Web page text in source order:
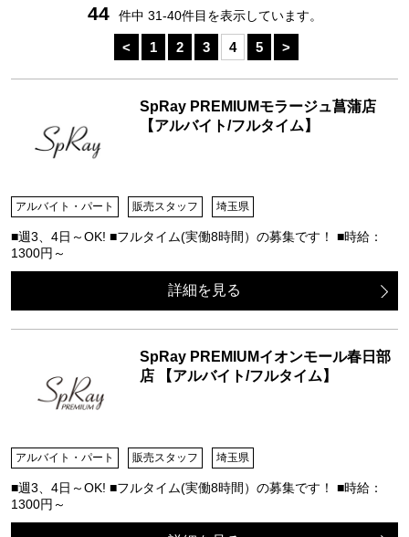
44 件中 31-40件目を表示しています。
< 1 2 3 4 5 >
SpRay PREMIUMモラージュ菖蒲店
【アルバイト/フルタイム】
アルバイト・パート 販売スタッフ 埼玉県
■週3、4日～OK! ■フルタイム(実働8時間）の募集です！ ■時給：
1300円～
詳細を見る
SpRay PREMIUMイオンモール春日部
店 【アルバイト/フルタイム】
アルバイト・パート 販売スタッフ 埼玉県
■週3、4日～OK! ■フルタイム(実働8時間）の募集です！ ■時給：
1300円～